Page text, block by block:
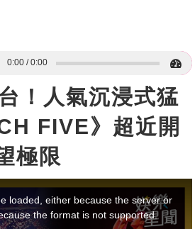
0:00 0:00
！人氣沉浸式猛
FIVE》超近開
極限
loaded, either because the server or
the format is not supported.